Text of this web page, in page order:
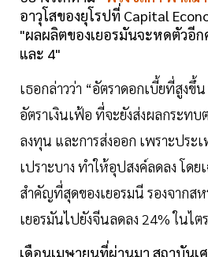
อาวุโสของยุโรปที่ Capital
"ผลผลิตของเยอรมันจะหดตัวอีก
และ 4"
เธอกล่าวว่า “อัตราดอกเบี้ยที่สูงขึ้
อัตราเงินเฟ้อ ที่จะยังส่งผลกระทบ
ลงทุน และการส่งออก เพราะประ
เปราะบาง ทำให้อุปสงค์ลดลง โด
สำคัญที่สุดของเยอรมนี รองจากส
เยอรมันไปยังจีนลดลง 24% ในไ
เดือนเมษายนที่ผ่านมา สถาบันเ